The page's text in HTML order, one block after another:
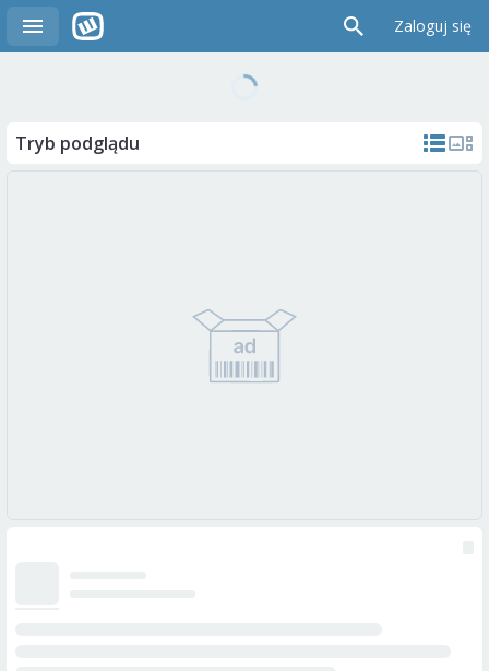
Zaloguj się
Tryb podglądu